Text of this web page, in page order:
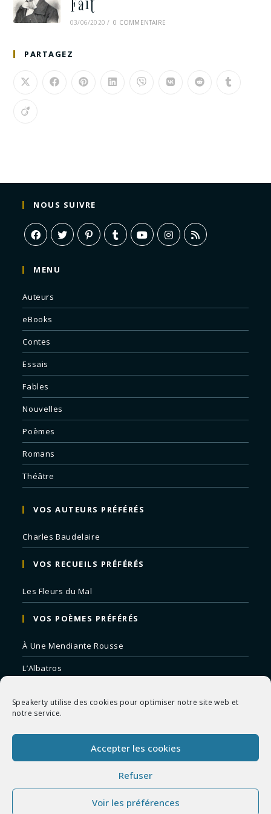
Speakerty utilise des cookies pour optimiser notre site web et
notre service.
Accepter les cookies
Refuser
Voir les préférences
03/06/2020 / 0 COMMENTAIRE
PARTAGEZ
NOUS SUIVRE
MENU
Auteurs
eBooks
Contes
Essais
Fables
Nouvelles
Poèmes
Romans
Théâtre
VOS AUTEURS PRÉFÉRÉS
Charles Baudelaire
VOS RECUEILS PRÉFÉRÉS
Les Fleurs du Mal
VOS POÈMES PRÉFÉRÉS
À Une Mendiante Rousse
L’Albatros
Remords Posthume
La Mort des Artistes